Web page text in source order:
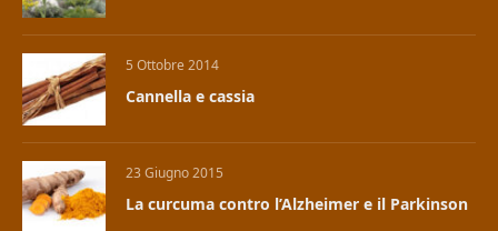
5 Ottobre 2014
Cannella e cassia
23 Giugno 2015
La curcuma contro l’Alzheimer e il Parkinson